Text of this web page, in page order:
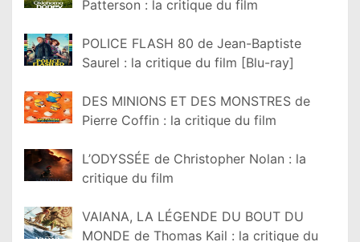
Patterson : la critique du film
POLICE FLASH 80 de Jean-Baptiste
Saurel : la critique du film [Blu-ray]
DES MINIONS ET DES MONSTRES de
Pierre Coffin : la critique du film
L’ODYSSÉE de Christopher Nolan : la
critique du film
VAIANA, LA LÉGENDE DU BOUT DU
MONDE de Thomas Kail : la critique du